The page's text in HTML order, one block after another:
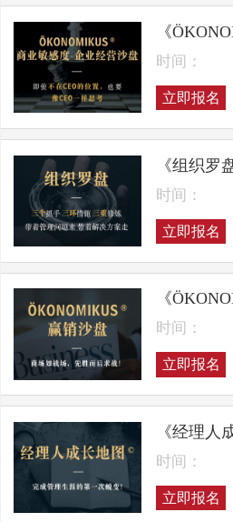
《
时间：
立即报名
《组织罗
时间：
立即报名
《
时间：
立即报名
《经理人
时间：
立即报名